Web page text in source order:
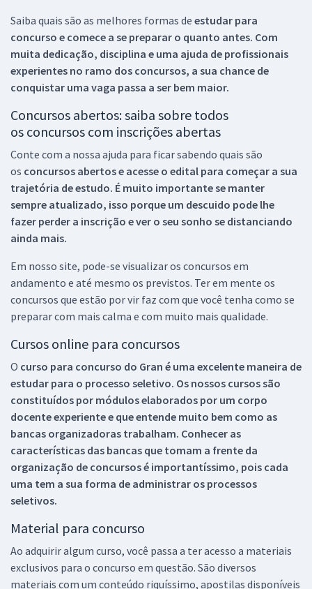
Saiba quais são as melhores formas de estudar para
concurso e comece a se preparar o quanto antes. Com
muita dedicação, disciplina e uma ajuda de profissionais
experientes no ramo dos concursos, a sua chance de
conquistar uma vaga passa a ser bem maior.
Concursos abertos: saiba sobre todos
os concursos com inscrições abertas
Conte com a nossa ajuda para ficar sabendo quais são
os concursos abertos e acesse o edital para começar a sua
trajetória de estudo. É muito importante se manter
sempre atualizado, isso porque um descuido pode lhe
fazer perder a inscrição e ver o seu sonho se distanciando
ainda mais.
Em nosso site, pode-se visualizar os concursos em
andamento e até mesmo os previstos. Ter em mente os
concursos que estão por vir faz com que você tenha como se
preparar com mais calma e com muito mais qualidade.
Cursos online para concursos
O curso para concurso do Gran é uma excelente maneira de
estudar para o processo seletivo. Os nossos cursos são
constituídos por módulos elaborados por um corpo
docente experiente e que entende muito bem como as
bancas organizadoras trabalham. Conhecer as
características das bancas que tomam a frente da
organização de concursos é importantíssimo, pois cada
uma tem a sua forma de administrar os processos
seletivos.
Material para concurso
Ao adquirir algum curso, você passa a ter acesso a materiais
exclusivos para o concurso em questão. São diversos
materiais com um conteúdo riquíssimo, apostilas disponíveis